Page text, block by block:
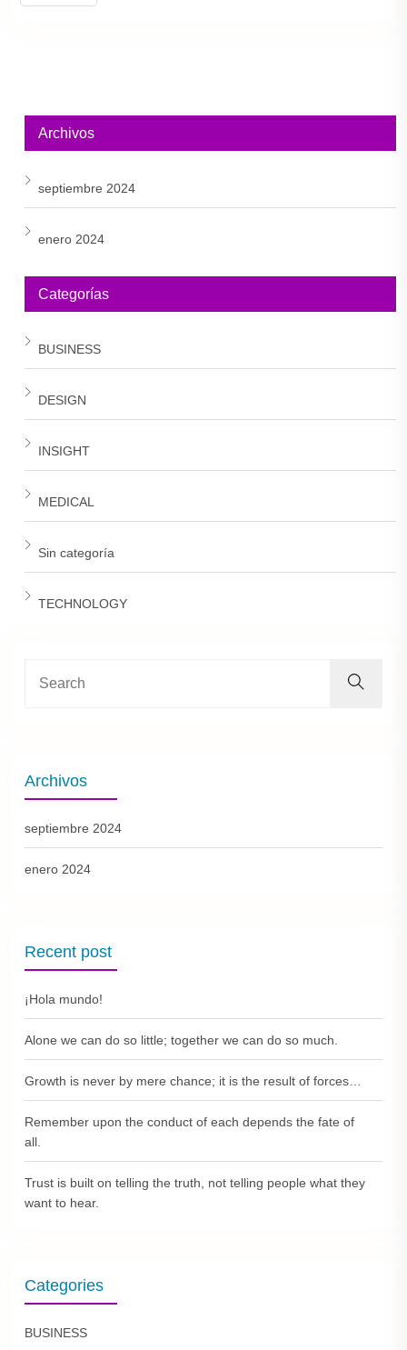
Archivos
septiembre 2024
enero 2024
Categorías
BUSINESS
DESIGN
INSIGHT
MEDICAL
Sin categoría
TECHNOLOGY
Archivos
septiembre 2024
enero 2024
Recent post
¡Hola mundo!
Alone we can do so little; together we can do so much.
Growth is never by mere chance; it is the result of forces…
Remember upon the conduct of each depends the fate of
all.
Trust is built on telling the truth, not telling people what they
want to hear.
Categories
BUSINESS